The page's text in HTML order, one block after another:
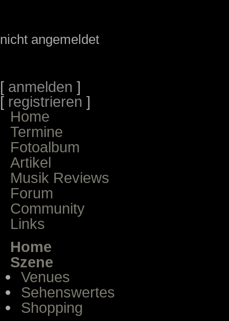
nicht angemeldet
[ anmelden ]
[ registrieren ]
Home
Termine
Fotoalbum
Artikel
Musik Reviews
Forum
Community
Links
Home
Szene
Venues
Sehenswertes
Shopping